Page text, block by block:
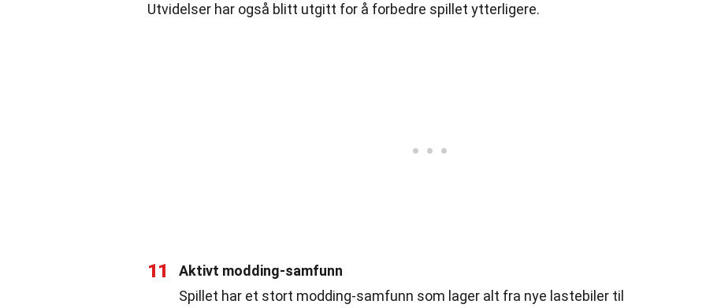
Utvidelser har også blitt utgitt for å forbedre spillet ytterligere.
11
Aktivt modding-samfunn
Spillet har et stort modding-samfunn som lager alt fra nye lastebiler til